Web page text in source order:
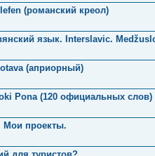
(романский креол)
язык. Interslavic.
(априорный)
Pona (120 официальных слов)
Мои проекты.